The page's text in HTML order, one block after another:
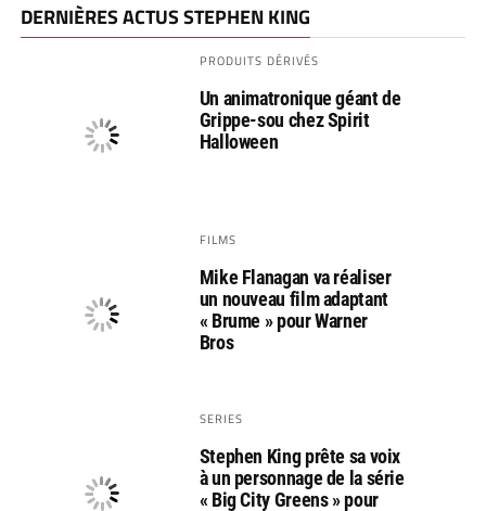
DERNIÈRES ACTUS STEPHEN KING
PRODUITS DÉRIVÉS
Un animatronique géant de
Grippe-sou chez Spirit
Halloween
FILMS
Mike Flanagan va réaliser
un nouveau film adaptant
« Brume » pour Warner
Bros
SERIES
Stephen King prête sa voix
à un personnage de la série
« Big City Greens » pour